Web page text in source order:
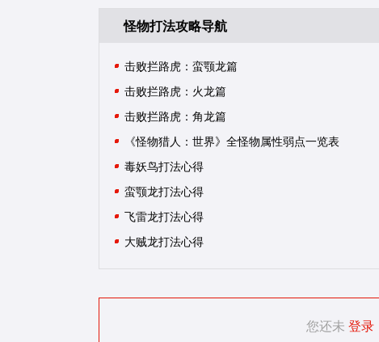
怪物打法攻略导航
击败拦路虎：蛮颚龙篇
击败拦路虎：火龙篇
击败拦路虎：角龙篇
《怪物猎人：世界》全怪物属性弱点一览表
毒妖鸟打法心得
蛮颚龙打法心得
飞雷龙打法心得
大贼龙打法心得
您还未 登录